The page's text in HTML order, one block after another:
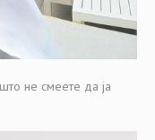
не смеете да ја